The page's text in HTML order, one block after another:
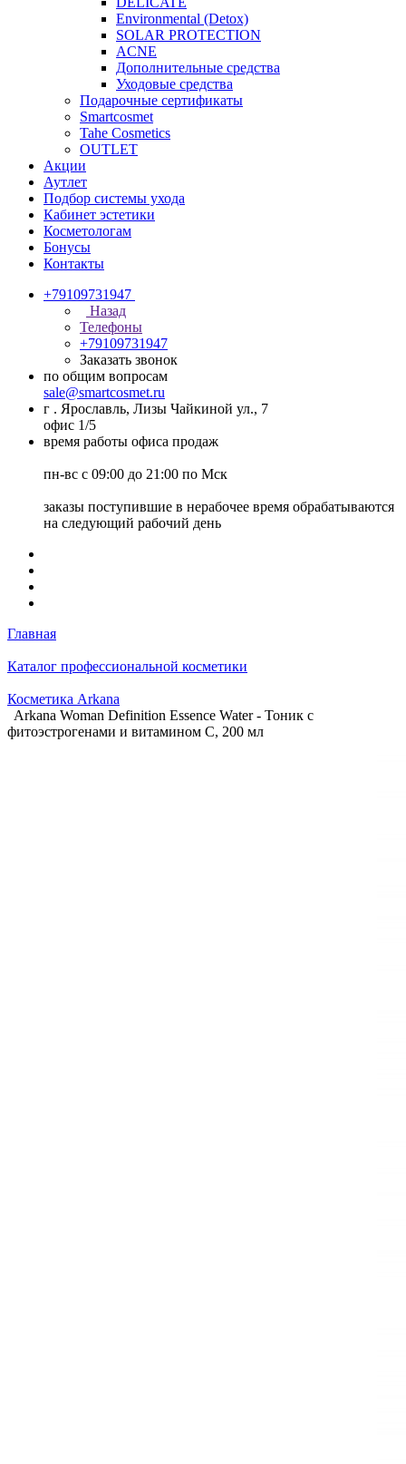
Environmental (Detox)
SOLAR PROTECTION
АCNE
Дополнительные средства
Уходовые средства
Подарочные сертификаты
Smartcosmet
Tahe Cosmetics
OUTLET
Акции
Аутлет
Подбор системы ухода
Кабинет эстетики
Косметологам
Бонусы
Контакты
+79109731947
Назад
Телефоны
+79109731947
Заказать звонок
по общим вопросам
sale@smartcosmet.ru
г . Ярославль, Лизы Чайкиной ул., 7
офис 1/5
время работы офиса продаж
пн-вс с 09:00 до 21:00 по Мск
заказы поступившие в нерабочее время обрабатываются
на следующий рабочий день
Главная
Каталог профессиональной косметики
Косметика Arkana
Arkana Woman Definition Essence Water - Тоник с
фитоэстрогенами и витамином С, 200 мл